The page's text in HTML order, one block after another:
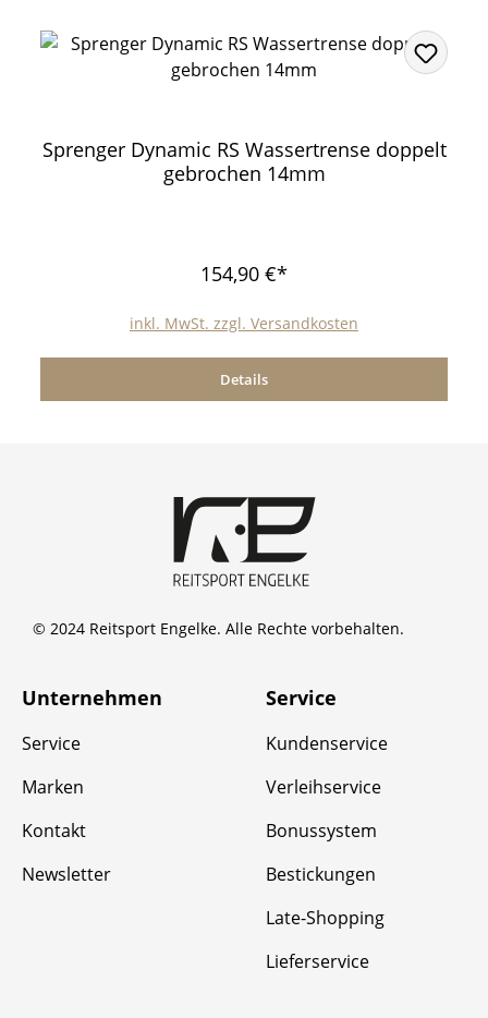
Sprenger Dynamic RS Wassertrense doppelt
gebrochen 14mm
154,90 €*
inkl. MwSt. zzgl. Versandkosten
Details
© 2024 Reitsport Engelke. Alle Rechte vorbehalten.
Unternehmen
Service
Marken
Kontakt
Newsletter
Service
Kundenservice
Verleihservice
Bonussystem
Bestickungen
Late-Shopping
Lieferservice